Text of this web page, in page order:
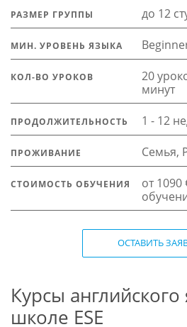
РАЗМЕР ГРУППЫ до 12
МИН. УРОВЕНЬ ЯЗЫКА
КОЛ-ВО УРОКОВ
20
минут
ПРОДОЛЖИТЕЛЬНОСТЬ 1 - 12
ПРОЖИВАНИЕ Семья,
СТОИМОСТЬ ОБУЧЕНИЯ
от 1090
ОСТАВИТЬ
Курсы
школе ESE